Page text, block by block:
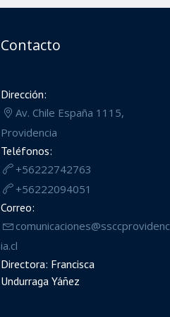
Contacto
Dirección:
Av. Chile España 1115,
Providencia
Teléfonos:
+56222742763
+56222094051
Correo:
comunicaciones@ssccprovidenc
ia.cl
Directora: Francisca
Undurraga Yáñez